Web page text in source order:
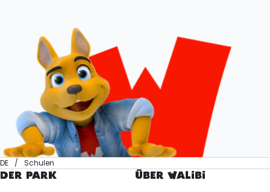
DE
Schulen
DER PARK
ÜBER WALIBI